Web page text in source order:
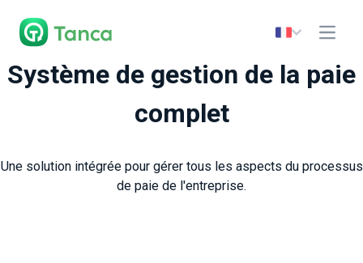
Système de gestion de la paie
complet
Une solution intégrée pour gérer tous les aspects du processus
de paie de l'entreprise.